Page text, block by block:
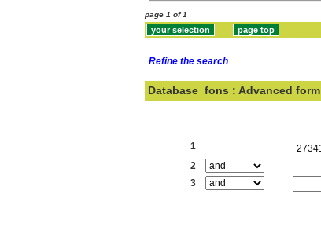
page 1 of 1
Refine the search
Database fons : Advanced form
1
2
3